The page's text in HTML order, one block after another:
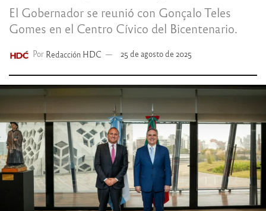
El Gobernador se reunió con Gonçalo Teles
Gomes en el Centro Cívico del Bicentenario.
Por Redacción HDC 25 de agosto de 2025